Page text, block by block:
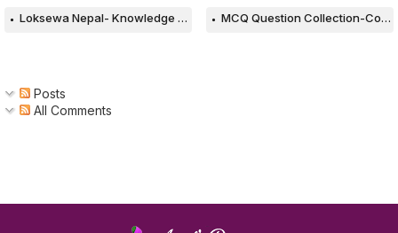
Loksewa Nepal- Knowledge Based Web MCQ Question Collection-Computer
Posts
All Comments